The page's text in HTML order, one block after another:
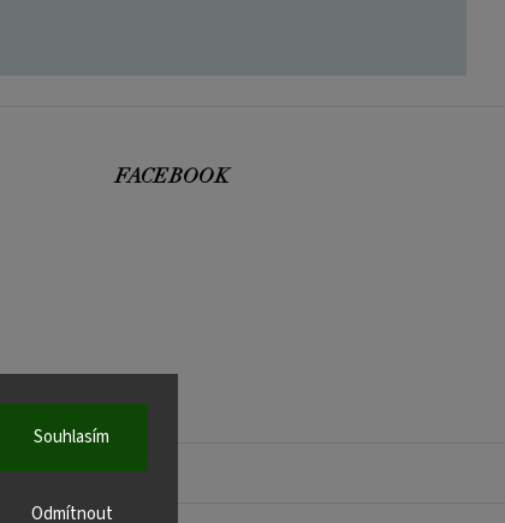
Odmítnout
Souhlasím
FACEBOOK